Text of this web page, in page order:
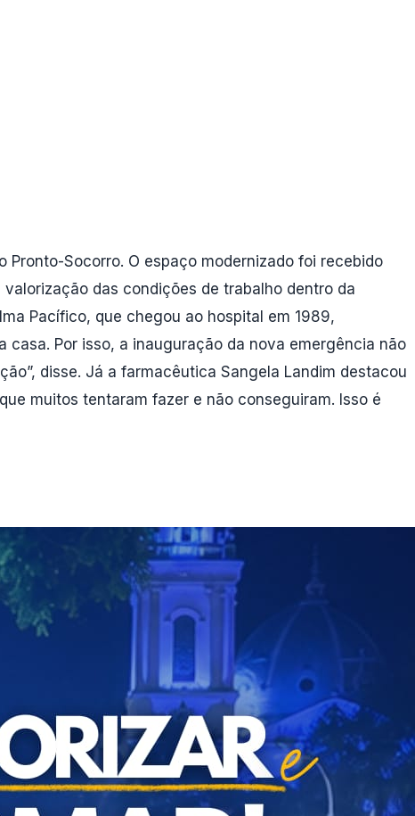
Socorro. O espaço modernizado foi recebido
das condições de trabalho dentro da
Pacífico, que chegou ao hospital em 1989,
casa. Por isso, a inauguração da nova emergência não
disse. Já a farmacêutica Sangela Landim destacou
muitos tentaram fazer e não conseguiram. Isso é